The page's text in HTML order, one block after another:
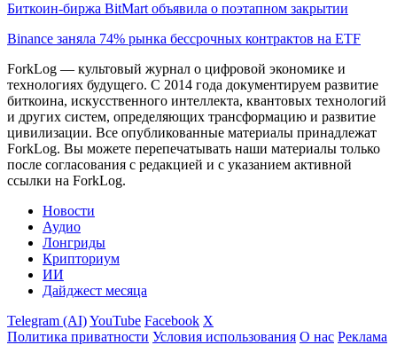
Биткоин-биржа BitMart объявила о поэтапном закрытии
Binance заняла 74% рынка бессрочных контрактов на ETF
ForkLog — культовый журнал о цифровой экономике и
технологиях будущего. С 2014 года документируем развитие
биткоина, искусственного интеллекта, квантовых технологий
и других систем, определяющих трансформацию и развитие
цивилизации. Все опубликованные материалы принадлежат
ForkLog. Вы можете перепечатывать наши материалы только
после согласования с редакцией и с указанием активной
ссылки на ForkLog.
Новости
Аудио
Лонгриды
Крипториум
ИИ
Дайджест месяца
Telegram (AI)YouTube Facebook X
Политика приватности Условия использования О нас Реклама